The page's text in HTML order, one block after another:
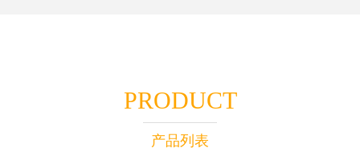
PRODUCT
产品列表